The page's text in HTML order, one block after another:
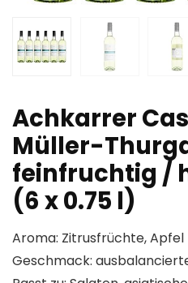
Achkarrer
Müller-
feinfruchtig /
(6 x 0.75 l)
Aroma: Zitrusfrüchte, Apfel
Geschmack: